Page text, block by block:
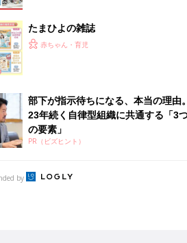
つから？進め方は？「たまひよ きほんの離
みや初めての離乳食作りに役立つ
金
産・育児にかかる費用やもらえる補助
金を解説